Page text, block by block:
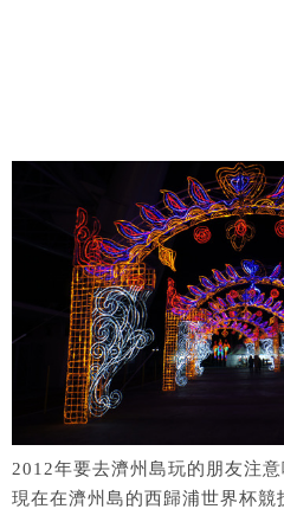
2012年要去濟州島玩的朋友注意
現在在濟州島的西歸浦世界杯競